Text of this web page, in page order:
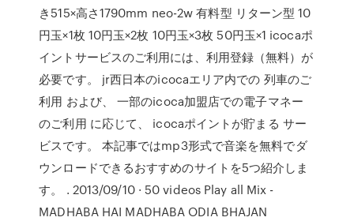
き515×高さ1790mm neo-2w 有料型 リターン型 10
円玉×1枚 10円玉×2枚 10円玉×3枚 50円玉×1 icocaポ
イントサービスのご利用には、利用登録（無料）が
必要です。 jr西日本のicocaエリア内での 列車のご
利用 および、 一部のicoca加盟店での電子マネー
のご利用 に応じて、 icocaポイントが貯まる サー
ビスです。 本記事ではmp3形式で音楽を無料でダ
ウンロードできるおすすめのサイトを5つ紹介しま
す。 . 2013/09/10 · 50 videos Play all Mix -
MADHABA HAI MADHABA ODIA BHAJAN